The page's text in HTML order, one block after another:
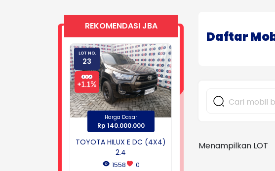
REKOMENDASI JBA
LOT NO.
23
Harga Dasar
Rp 140.000.000
TOYOTA HILUX E DC (4X4)
2.4
1558
0
Daftar
Menampilkan LOT